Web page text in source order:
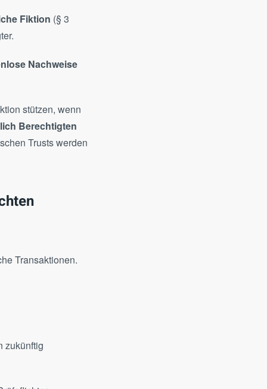
Fiktion (§ 3
Nachweise
stützen, wenn
Berechtigten
Trusts werden
Transaktionen.
zukünftig